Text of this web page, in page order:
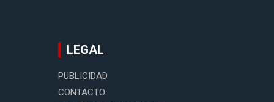
LEGAL
PUBLICIDAD
CONTACTO